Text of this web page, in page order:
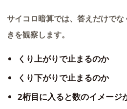
サイコロ暗算では、答えだけで
きを観察します。
くり上がりで止まるのか
くり下がりで止まるのか
2桁目に入ると数のイメージ